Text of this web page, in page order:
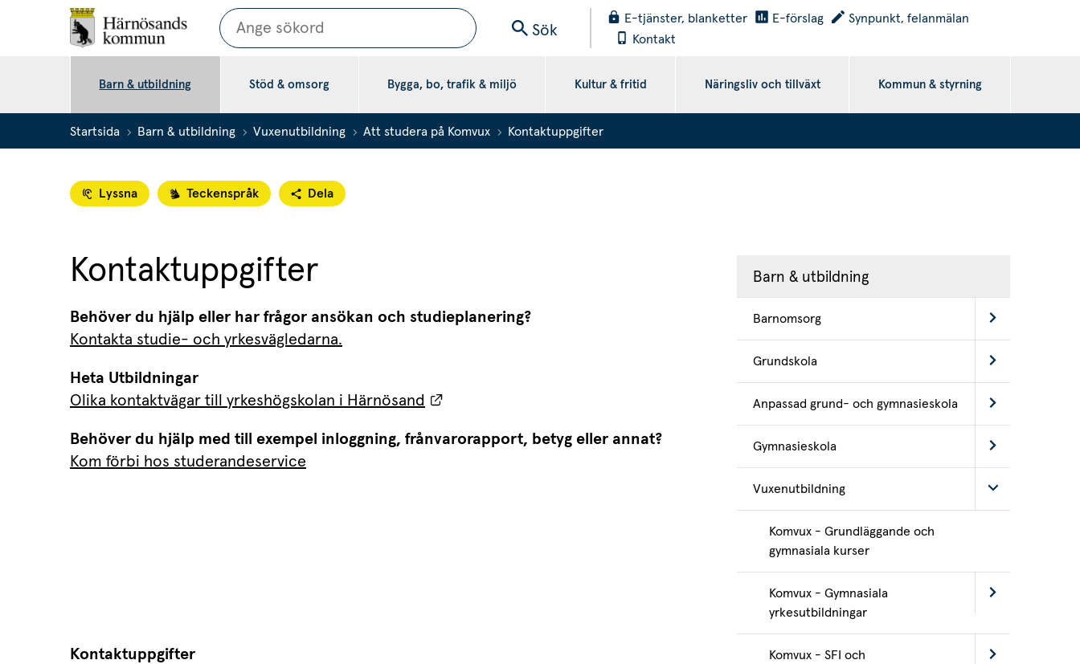
Sök
Sök
E-tjänster, blanketter E-förslag
Synpunkt, felanmälan
Kontakt
Barn & utbildning Stöd & omsorg Bygga, bo, trafik & miljö Kultur & fritid Näringsliv och tillväxt Kommun & styrning
Startsida Barn & utbildning Vuxenutbildning Att studera på Komvux Kontaktuppgifter
Lyssna Teckenspråk Dela
Kontaktuppgifter
Behöver du hjälp eller har frågor ansökan och studieplanering?
Kontakta studie- och yrkesvägledarna.
Heta Utbildningar
Olika kontaktvägar till yrkeshögskolan i Härnösand
Länk till annan webbplats.
Behöver du hjälp med till exempel inloggning, frånvarorapport, betyg eller annat?
Kom förbi hos studerandeservice
Kontaktuppgifter
Barn & utbildning
Barnomsorg
Grundskola
Anpassad grund- och gymnasieskola
Gymnasieskola
Vuxenutbildning
Komvux - Grundläggande och
gymnasiala kurser
Komvux - Gymnasiala
yrkesutbildningar
Komvux - SFI och